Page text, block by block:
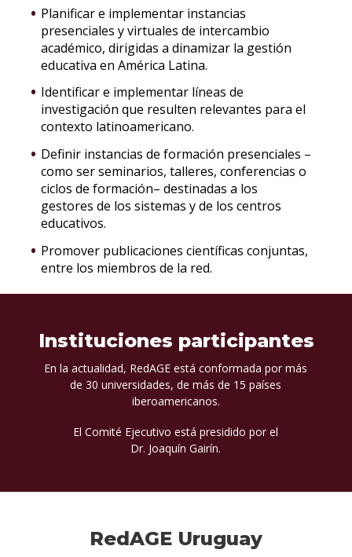
Planificar e implementar instancias
presenciales y virtuales de intercambio
académico, dirigidas a dinamizar la gestión
educativa en América Latina.
Identificar e implementar líneas de
investigación que resulten relevantes para el
contexto latinoamericano.
Definir instancias de formación presenciales –
como ser seminarios, talleres, conferencias o
ciclos de formación– destinadas a los
gestores de los sistemas y de los centros
educativos.
Promover publicaciones científicas conjuntas,
entre los miembros de la red.
Instituciones participantes
En la actualidad, RedAGE está conformada por más
de 30 universidades, de más de 15 países
iberoamericanos.
El Comité Ejecutivo está presidido por el
Dr. Joaquín Gairín.
RedAGE Uruguay